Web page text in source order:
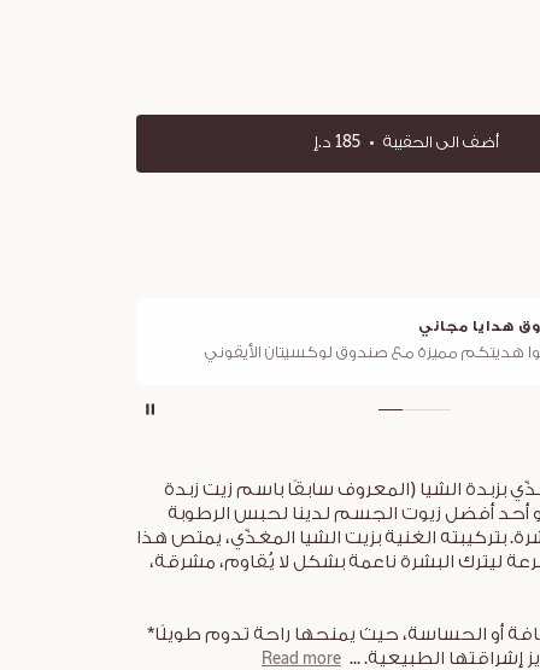
أضف الى الحقيبة 185 د.إ
مجاني
الطلبات فوق 249 د.إ
بزبدة الشيا (المعروف سابقًا باسم زيت زبدة
أحد أفضل زيوت الجسم لدينا لحبس الرطوبة
بتركيبته الغنية بزيت الشيا المغذّي، يمتص هذا
ليترك البشرة ناعمة بشكل لا يُقاوم، مشرقة،
أو الحساسة، حيث يمنحها راحة تدوم طويلًا*
إشراقتها الطبيعية....
Read more